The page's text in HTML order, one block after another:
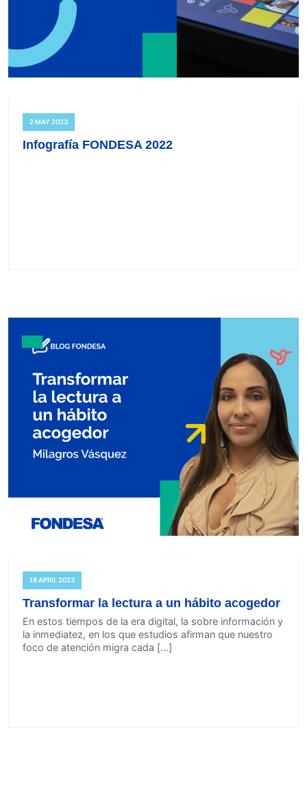
2 MAY 2023
Infografía FONDESA 2022
18 APRIL 2023
Transformar la lectura a un hábito acogedor
En estos tiempos de la era digital, la sobre información y
la inmediatez, en los que estudios afirman que nuestro
foco de atención migra cada […]